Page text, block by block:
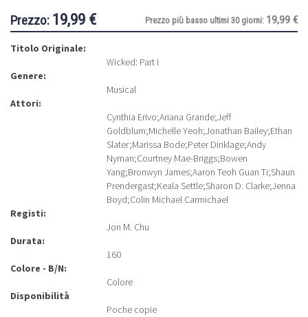
Prezzo: 19,99 € Prezzo più basso ultimi 30 giorni: 19,99 €
Titolo Originale:
Wicked: Part I
Genere:
Musical
Attori:
Cynthia Erivo;Ariana Grande;Jeff
Goldblum;Michelle Yeoh;Jonathan Bailey;Ethan
Slater;Marissa Bode;Peter Dinklage;Andy
Nyman;Courtney Mae-Briggs;Bowen
Yang;Bronwyn James;Aaron Teoh Guan Ti;Shaun
Prendergast;Keala Settle;Sharon D. Clarke;Jenna
Boyd;Colin Michael Carmichael
Registi:
Jon M. Chu
Durata:
160
Colore - B/N:
Colore
Disponibilità
Poche copie